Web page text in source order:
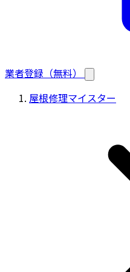
業者登録（無料）
屋根修理マイスター